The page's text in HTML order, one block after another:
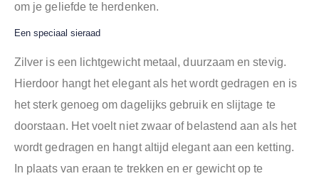
om je geliefde te herdenken.
Een speciaal sieraad
Zilver is een lichtgewicht metaal, duurzaam en stevig.
Hierdoor hangt het elegant als het wordt gedragen en is
het sterk genoeg om dagelijks gebruik en slijtage te
doorstaan. Het voelt niet zwaar of belastend aan als het
wordt gedragen en hangt altijd elegant aan een ketting.
In plaats van eraan te trekken en er gewicht op te